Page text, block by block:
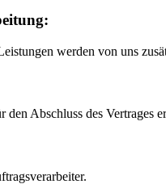
werden von uns
den Abschluss des